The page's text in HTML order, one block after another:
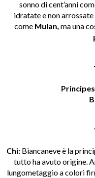
sonno di cent’anni
idratate e non
come Mulan, ma una
Chi: Biancaneve è la
tutto ha avuto origine.
lungometaggio a colori